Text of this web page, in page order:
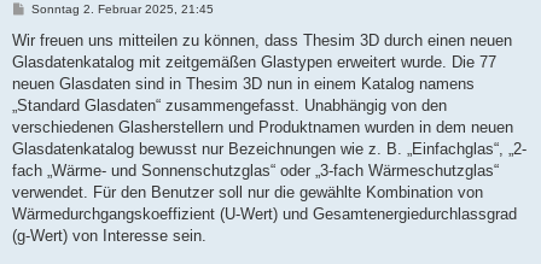
B
i
r
a
Sonntag 2. Februar 2025, 21:45
Wir freuen uns mitteilen zu können, dass Thesim 3D durch einen neuen
Glasdatenkatalog mit zeitgemäßen Glastypen erweitert wurde. Die 77
neuen Glasdaten sind in Thesim 3D nun in einem Katalog namens
„Standard Glasdaten“ zusammengefasst. Unabhängig von den
verschiedenen Glasherstellern und Produktnamen wurden in dem neuen
Glasdatenkatalog bewusst nur Bezeichnungen wie z. B. „Einfachglas“, „2-
fach „Wärme- und Sonnenschutzglas“ oder „3-fach Wärmeschutzglas“
verwendet. Für den Benutzer soll nur die gewählte Kombination von
Wärmedurchgangskoeffizient (U-Wert) und Gesamtenergiedurchlassgrad
(g-Wert) von Interesse sein.